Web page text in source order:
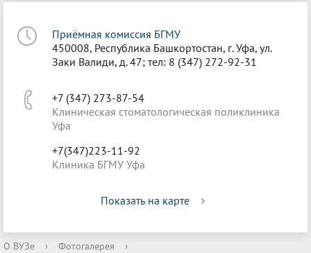
Приёмная комиссия БГМУ
450008, Республика Башкортостан, г. Уфа, ул.
Заки Валиди, д. 47; тел: 8 (347) 272-92-31
+7 (347) 273-87-54
Клиническая стоматологическая поликлиника
Уфа
+7(347)223-11-92
Клиника БГМУ Уфа
Показать на карте
О ВУЗе › Фотогалерея
›